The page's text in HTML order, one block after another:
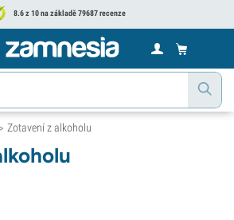
8.6 z 10 na základě 79687 recenze
> Zotavení z alkoholu